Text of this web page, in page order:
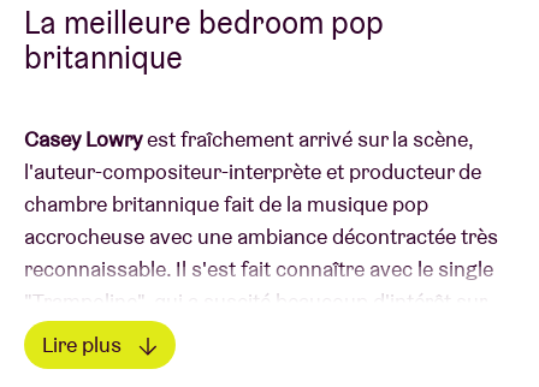
La meilleure bedroom pop
britannique
Casey Lowryest fraîchement arrivé sur la scène,
l'auteur-compositeur-interprète et producteur de
chambre britannique fait de la musique pop
accrocheuse avec une ambiance décontractée très
reconnaissable. Il s'est fait connaître avec le single
"Trampoline", qui a suscité beaucoup d'intérêt sur
les réseaux sociaux. Casey est connu pour ses
concerts accrocheurs, remplis de sons joyeux et
Lire plus